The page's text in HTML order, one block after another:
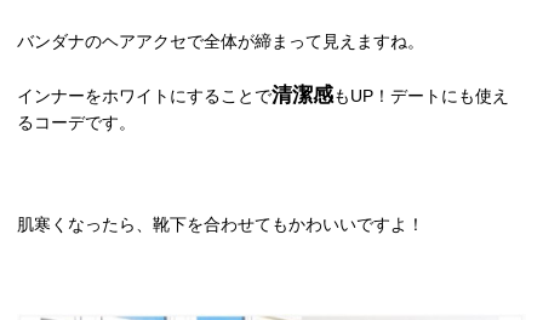
バンダナのヘアアクセで全体が締まって見えますね。
インナーをホワイトにすることで清潔感もUP！デートにも使え
るコーデです。
肌寒くなったら、靴下を合わせてもかわいいですよ！